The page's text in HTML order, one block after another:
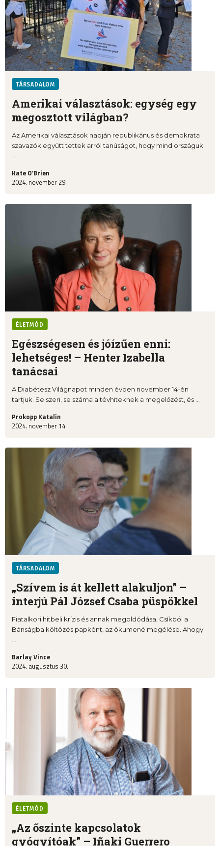
TÁRSADALOM
Amerikai választások: egység egy
megosztott világban?
Az Amerikai választások napján republikánus és demokrata
szavazók együtt tettek arról tanúságot, hogy mind országuk
Kate O’Brien
2024. november 29.
ÉLETMÓD
Egészségesen és jóízűen enni:
lehetséges! – Henter Izabella
tanácsai
A Diabétesz Világnapot minden évben november 14-én
tartjuk. Se szeri, se száma a tévhiteknek a megelőzést, és ...
Prokopp Katalin
2024. november 14.
TÁRSADALOM
„Szívem is át kellett alakuljon” –
interjú Pál József Csaba püspökkel
Fiatalkori hitbeli krízis és annak megoldódása, Csíkból a
Bánságba költözés papként, az ökumené megélése. Ahogy
Barlay Vince
2024. augusztus 30.
ÉLETMÓD
„Az őszinte kapcsolatok
gyógyítóak” – Iñaki Guerrero